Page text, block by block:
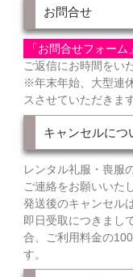
お問合せ
「お問合せフォーム」
ご返信にお時間をい
※年末年始、大型連
スさせていただきます
キャンセルにつ
レンタル礼服・喪服
ご連絡をお願いいた
発送後のキャンセル
即日受取につきまし
合、ご利用料金の
す。